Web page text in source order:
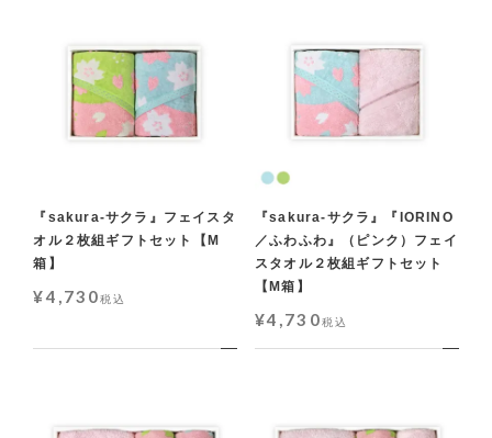
『sakura-サクラ』フェイスタ
オル２枚組ギフトセット【M
箱】
¥4,730税込
『sakura-サクラ』『IORINO
／ふわふわ』（ピンク）フェイ
スタオル２枚組ギフトセット
【M箱】
¥4,730税込